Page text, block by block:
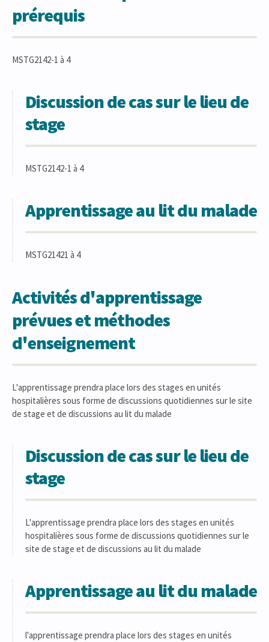
prérequis
MSTG2142-1 à 4
Discussion de cas sur le lieu de
stage
MSTG2142-1 à 4
Apprentissage au lit du malade
MSTG21421 à 4
Activités d'apprentissage
prévues et méthodes
d'enseignement
L'apprentissage prendra place lors des stages en unités
hospitalières sous forme de discussions quotidiennes sur le site
de stage et de discussions au lit du malade
Discussion de cas sur le lieu de
stage
L'apprentissage prendra place lors des stages en unités
hospitalières sous forme de discussions quotidiennes sur le
site de stage et de discussions au lit du malade
Apprentissage au lit du malade
l'apprentissage prendra place lors des stages en unités